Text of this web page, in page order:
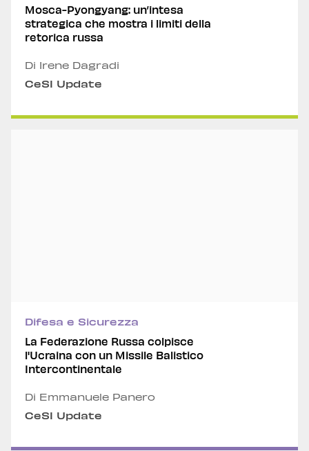
Mosca-Pyongyang: un’intesa
strategica che mostra i limiti della
retorica russa
Di Irene Dagradi
CeSI Update
Difesa e Sicurezza
La Federazione Russa colpisce
l'Ucraina con un Missile Balistico
Intercontinentale
Di Emmanuele Panero
CeSI Update